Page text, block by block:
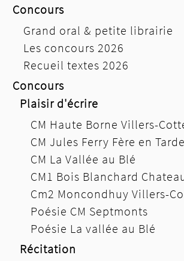
Concours
Grand oral & petite librairie
Les concours 2026
Recueil textes 2026
Concours
Plaisir d'écrire
CM Haute Borne Villers-
CM Jules Ferry Fère en
CM La Vallée au Blé
CM1 Bois Blanchard
Cm2 Moncondhuy Villers-
Poésie CM Septmonts
Poésie La vallée au Blé
Récitation